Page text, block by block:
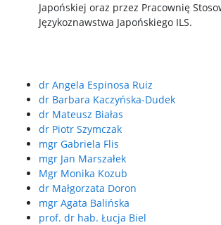
Japońskiej oraz przez Pracownię
Językoznawstwa Japońskiego ILS.
dr Angela Espinosa Ruiz
dr Barbara Kaczyńska-Dudek
dr Mateusz Białas
dr Piotr Szymczak
mgr Gabriela Flis
mgr Jan Marszałek
Mgr Monika Kozub
dr Małgorzata Doron
mgr Agata Balińska
prof. dr hab. Łucja Biel